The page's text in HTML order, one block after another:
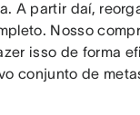
A partir daí,
Nosso
isso de forma
conjunto de